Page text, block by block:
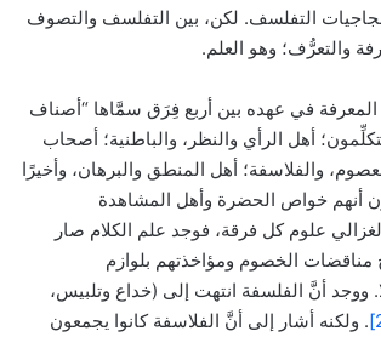
التفلسف. لكن، بين التفلسف والتصوف
والتعرُّف؛ وهو العلم.
المعرفة في عهده بين أربع فِرَق سمَّاها “أصناف
أهل الرأي والنظر، والباطنية؛ أصحاب
والفلاسفة؛ أهل المنطق والبرهان، وأخيرًا
أنهم خواص الحضرة وأهل المشاهدة
علوم كل فرقة، فوجد علم الكلام صار
الخصوم ومؤاخذتهم بلوازم
ووجد أنَّ الفلسفة انتهت إلى (خداع وتلبيس،
. ولكنه أشار إلى أنَّ الفلاسفة كانوا يجمعون